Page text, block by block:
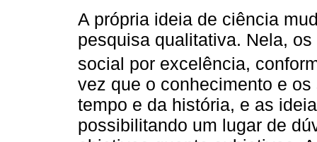
A própria ideia de ciência
pesquisa qualitativa. Nela,
social por excelência,
vez que o conhecimento e
tempo e da história, e as
possibilitando um lugar de